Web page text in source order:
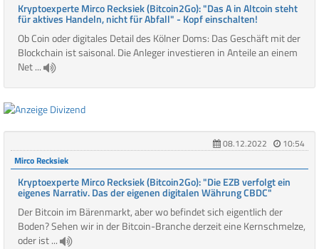
Kryptoexperte Mirco Recksiek (Bitcoin2Go): "Das A in Altcoin steht
für aktives Handeln, nicht für Abfall" - Kopf einschalten!
Ob Coin oder digitales Detail des Kölner Doms: Das Geschäft mit der
Blockchain ist saisonal. Die Anleger investieren in Anteile an einem
Net ...
08.12.2022
10:54
Mirco Recksiek
Kryptoexperte Mirco Recksiek (Bitcoin2Go): "Die EZB verfolgt ein
eigenes Narrativ. Das der eigenen digitalen Währung CBDC"
Der Bitcoin im Bärenmarkt, aber wo befindet sich eigentlich der
Boden? Sehen wir in der Bitcoin-Branche derzeit eine Kernschmelze,
oder ist ...